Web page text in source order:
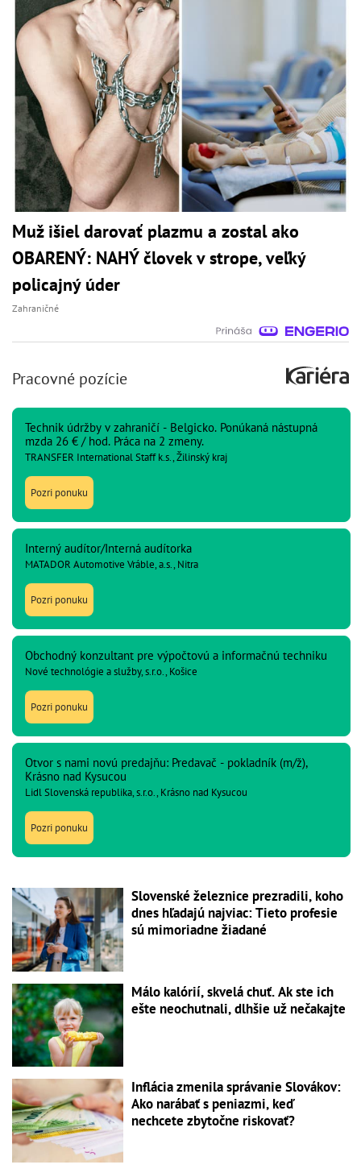
Muž išiel darovať plazmu a zostal ako
OBARENÝ: NAHÝ človek v strope, veľký
policajný úder
Zahraničné
Pracovné pozície
Technik údržby v zahraničí - Belgicko. Ponúkaná nástupná
mzda 26 € / hod. Práca na 2 zmeny.
TRANSFER International Staff k.s., Žilinský kraj
Pozri ponuku
Interný audítor/Interná audítorka
MATADOR Automotive Vráble, a.s., Nitra
Pozri ponuku
Obchodný konzultant pre výpočtovú a informačnú techniku
Nové technológie a služby, s.r.o., Košice
Pozri ponuku
Otvor s nami novú predajňu: Predavač - pokladník (m/ž),
Krásno nad Kysucou
Lidl Slovenská republika, s.r.o., Krásno nad Kysucou
Pozri ponuku
Slovenské železnice prezradili, koho
dnes hľadajú najviac: Tieto profesie
sú mimoriadne žiadané
Málo kalórií, skvelá chuť. Ak ste ich
ešte neochutnali, dlhšie už nečakajte
Inflácia zmenila správanie Slovákov:
Ako narábať s peniazmi, keď
nechcete zbytočne riskovať?